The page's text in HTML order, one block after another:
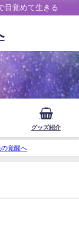
目覚めて生きる
グッズ紹介
覚醒へ